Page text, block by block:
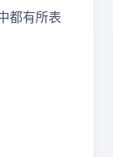
都有所表